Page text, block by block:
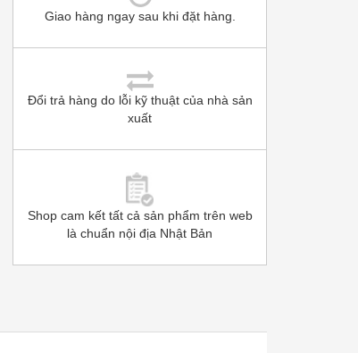
Giao hàng ngay sau khi đặt hàng.
Đổi trả hàng do lỗi kỹ thuật của nhà sản
xuất
Shop cam kết tất cả sản phẩm trên web
là chuẩn nội địa Nhật Bản